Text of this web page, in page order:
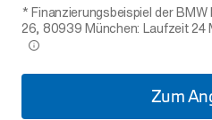
* Finanzierungsbeispiel der
26, 80939 München: Laufzeit
Zum